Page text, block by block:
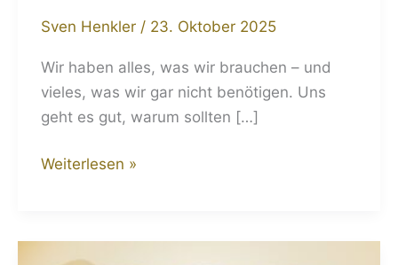
Sven Henkler / 23. Oktober 2025
Wir haben alles, was wir brauchen – und
vieles, was wir gar nicht benötigen. Uns
geht es gut, warum sollten […]
Weiterlesen »